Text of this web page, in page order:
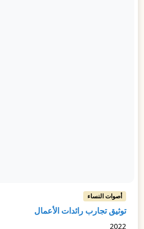
أصوات النساء
توثيق تجارب رائدات الأعمال
2022